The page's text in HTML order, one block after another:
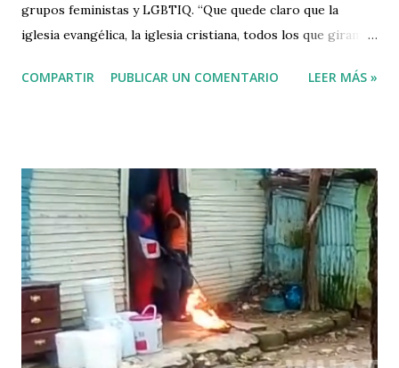
grupos feministas y LGBTIQ. “Que quede claro que la
iglesia evangélica, la iglesia cristiana, todos los que giramos
senadores para que no se dejen manipular de otras fuerzas
periodistas el Pastor Ezequiel Molina. En un comunicado
leído frente al Congreso Nacional los cristianos
aseguraron que el proyecto de Código Penal aprobado en
la Cámara de Diputados, y que ahora estudia el Senado,
garantiza igualdad de derechos para todos los dominicanos,
respeta las creencias y libertades religiosas. A propósito
de que la comisión especial de senadores que estudia el
Código Penal ya concluyó su lectura, los cristianos esperan
COMPARTIR PUBLICAR UN COMENTARIO LEER MÁS »